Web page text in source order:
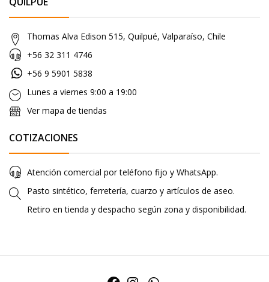
Thomas Alva Edison 515, Quilpué, Valparaíso, Chile
+56 32 311 4746
+56 9 5901 5838
Lunes a viernes 9:00 a 19:00
Ver mapa de tiendas
COTIZACIONES
Atención comercial por teléfono fijo y WhatsApp.
Pasto sintético, ferretería, cuarzo y artículos de aseo.
Retiro en tienda y despacho según zona y disponibilidad.